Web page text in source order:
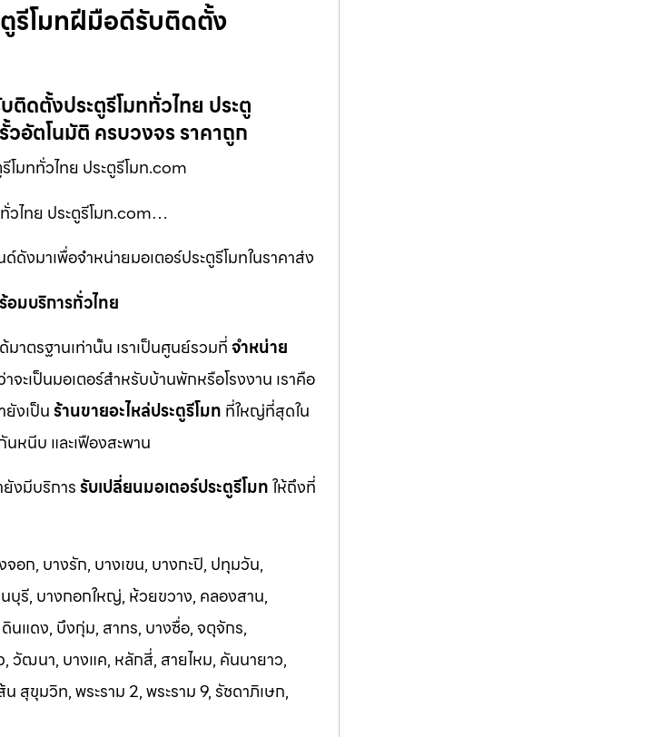
ตูรีโมทฝีมือดีรับติดตั้ง
ติดตั้งประตูรีโมททั่วไทย ประตู
อัตโนมัติ ครบวงจร ราคาถูก
มททั่วไทย ประตูรีโมท.com
วไทย ประตูรีโมท.com…
ดังมาเพื่อจำหน่ายมอเตอร์ประตูรีโมทในราคาส่ง
อมบริการทั่วไทย
มาตรฐานเท่านั้น เราเป็นศูนย์รวมที่จำหน่าย
ะเป็นมอเตอร์สำหรับบ้านพักหรือโรงงาน เราคือ
ยังเป็นร้านขายอะไหล่ประตูรีโมท ที่ใหญ่ที่สุดใน
หนีบ และเฟืองสะพาน
ยังมีบริการรับเปลี่ยนมอเตอร์ประตูรีโมทให้ถึงที่
อก, บางรัก, บางเขน, บางกะปิ, ปทุมวัน,
บุรี, บางกอกใหญ่, ห้วยขวาง, คลองสาน,
แดง, บึงกุ่ม, สาทร, บางซื่อ, จตุจักร,
วัฒนา, บางแค, หลักสี่, สายไหม, คันนายาว,
ขุมวิท, พระราม 2, พระราม 9, รัชดาภิเษก,